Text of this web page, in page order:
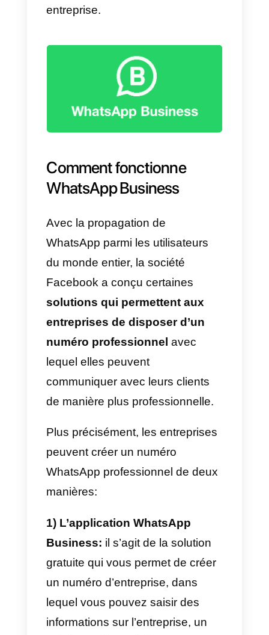
Dans cet article, nous vous
montrons ce que sont les
plateformes de messagerie
instantanée Google My Business
et WhatsApp Business, quelles
elles peuvent aider votre
entreprise.
Comment fonctionne
WhatsApp Business
Avec la propagation de
WhatsApp parmi les utilisateurs
du monde entier, la société
Facebook a conçu certaines
solutions qui permettent aux
entreprises de disposer d’un
numéro professionnel
lequel elles peuvent